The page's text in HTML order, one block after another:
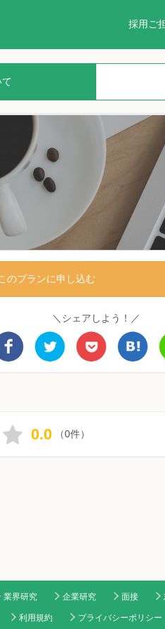
採用ご
のプランに申し込む
＼シェアしよう！／
0.0 （0件）
業界研究 企業研究 面接
利用規約 プライバシーポリシー